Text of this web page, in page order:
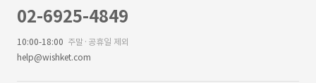
02-6925-4849
10:00-18:00 주말·공휴일 제외
help@wishket.com